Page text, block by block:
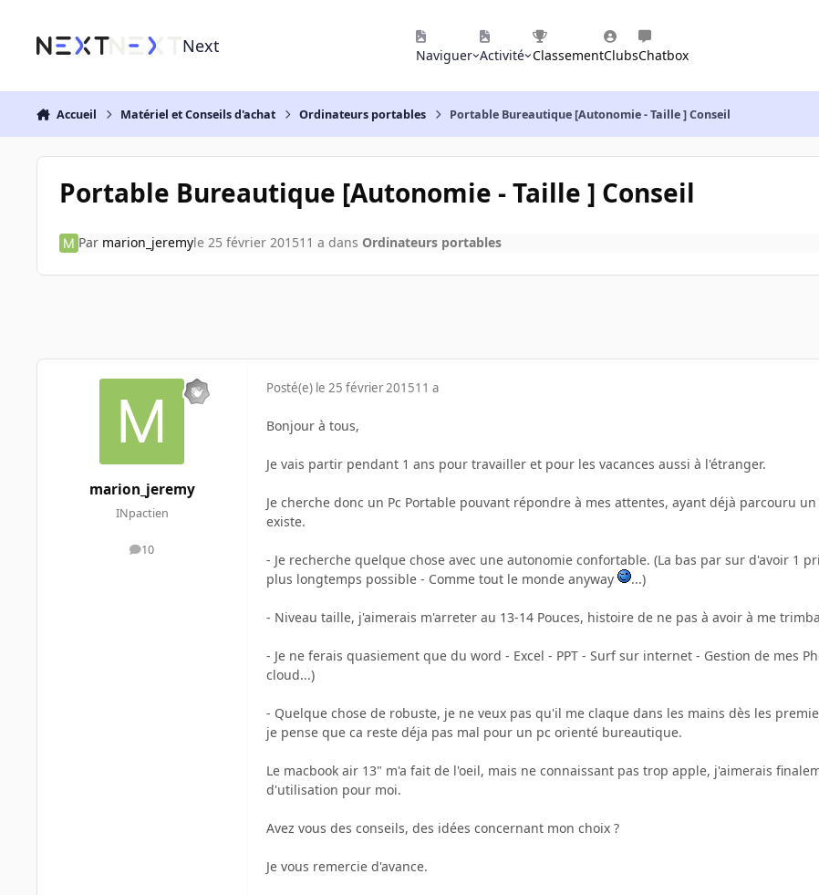
Next Naviguer Activité ClassementClubsChatbox
Accueil Matériel et Conseils d'achat Ordinateurs portables Portable Bureautique [Autonomie - Taille ] Conseil
Portable Bureautique [Autonomie - Taille ] Conseil
Par marion_jeremyle 25 février 201511 a dans Ordinateurs portables
marion_jeremy
INpactien
10
messages
Posté(e) le 25 février 201511 a
Bonjour à tous,
Je vais partir pendant 1 ans pour travailler et pour les vacances aussi à l'étranger.
Je cherche donc un Pc Portable pouvant répondre à mes attentes, ayant déjà parcouru
existe.
- Je recherche quelque chose avec une autonomie confortable. (La bas par sur d'avoir 1
plus longtemps possible - Comme tout le monde anyway
...)
- Niveau taille, j'aimerais m'arreter au 13-14 Pouces, histoire de ne pas à avoir à me
- Je ne ferais quasiement que du word - Excel - PPT - Surf sur internet - Gestion de mes
cloud...)
- Quelque chose de robuste, je ne veux pas qu'il me claque dans les mains dès les
je pense que ca reste déja pas mal pour un pc orienté bureautique.
Le macbook air 13" m'a fait de l'oeil, mais ne connaissant pas trop apple, j'aimerais
d'utilisation pour moi.
Avez vous des conseils, des idées concernant mon choix ?
Je vous remercie d'avance.